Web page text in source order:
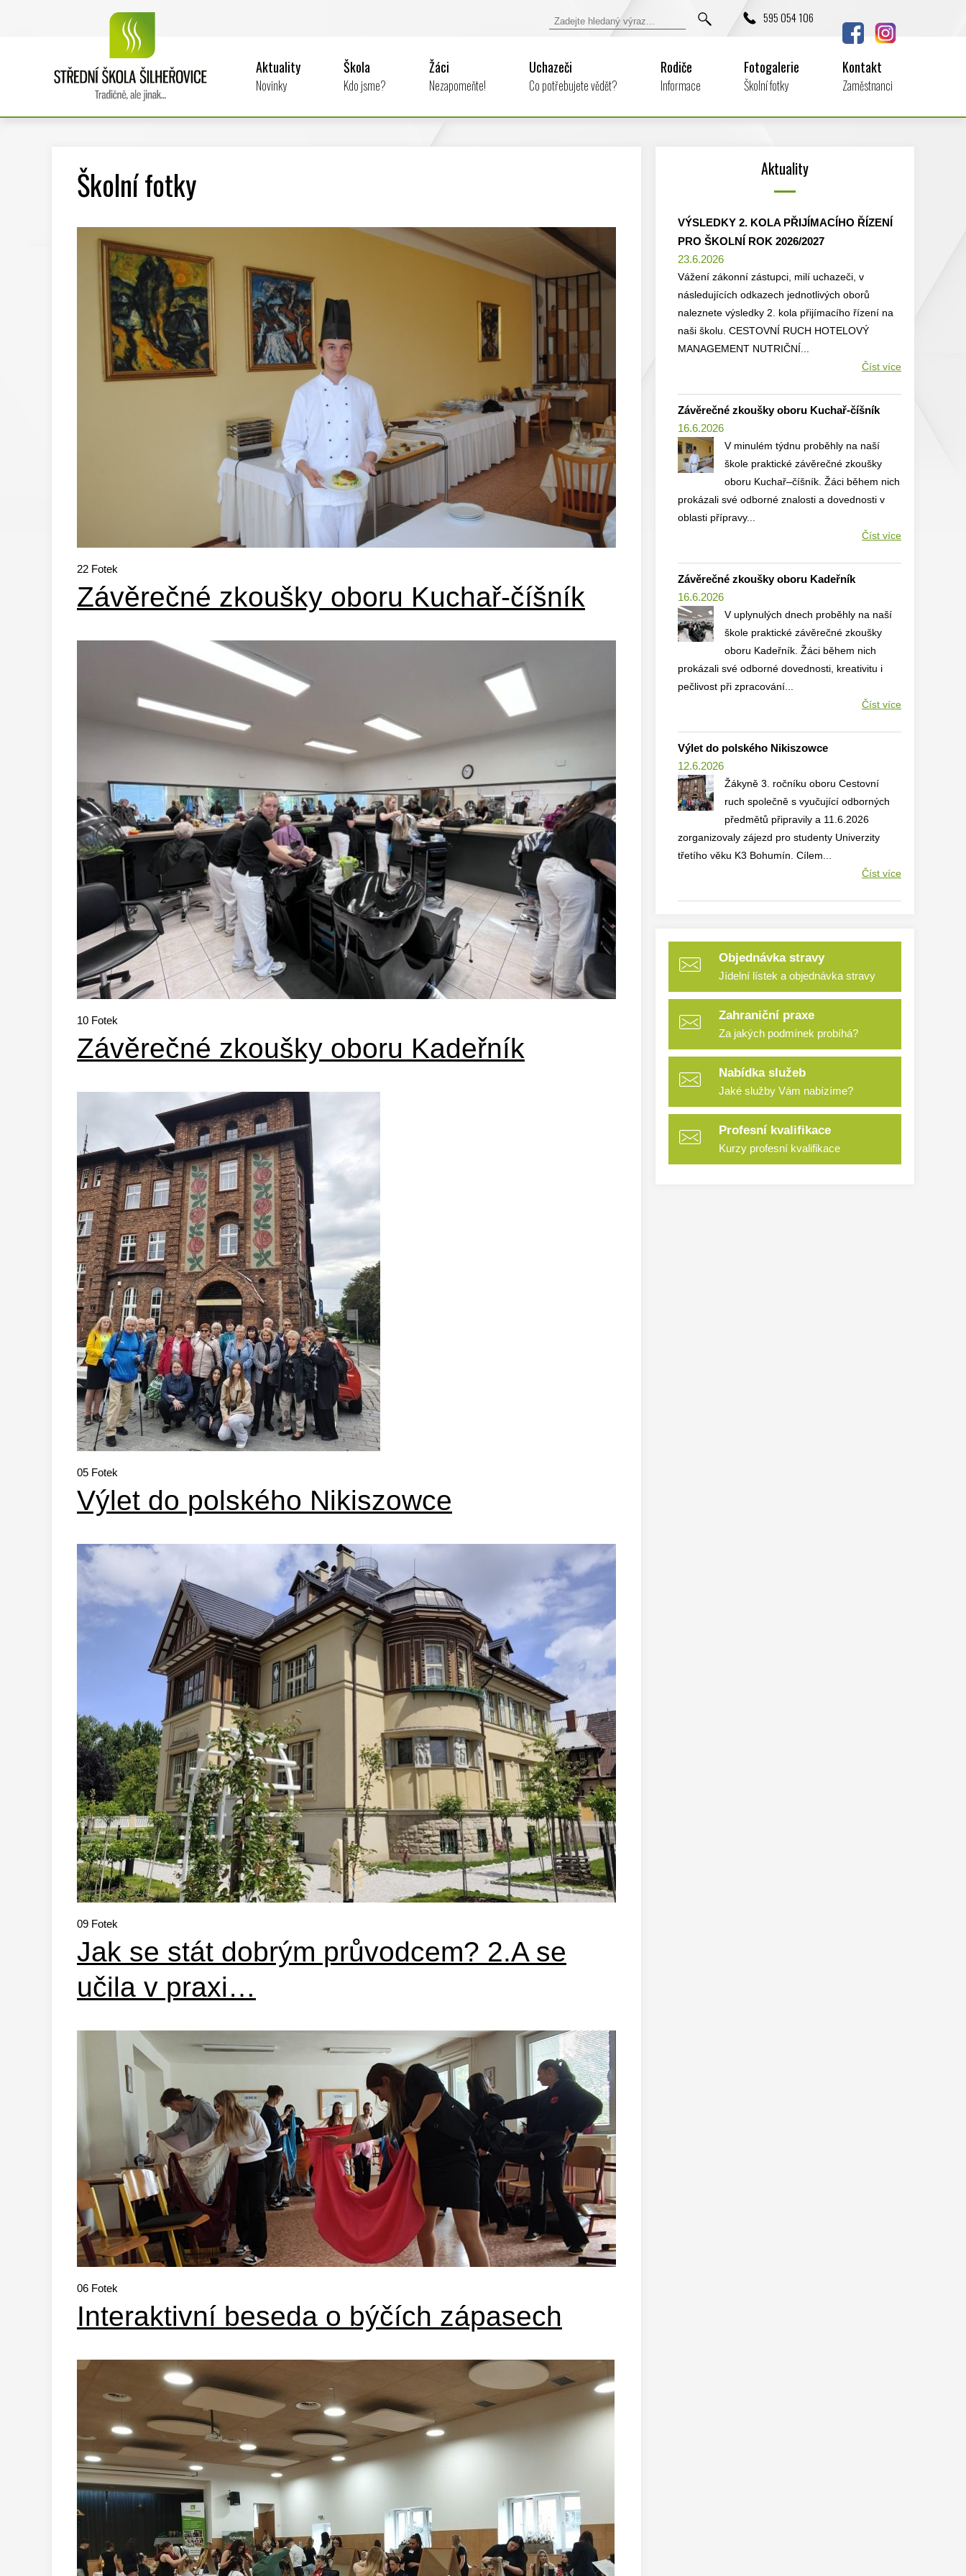
595 054 106
Aktuality
Novinky
Škola
Kdo jsme?
Žáci
Nezapomeňte!
Uchazeči
Co potřebujete vědět?
Rodiče
Informace
Fotogalerie
Školní fotky
Kontakt
Zaměstnanci
Školní fotky
22 Fotek
Závěrečné zkoušky oboru Kuchař-číšník
10 Fotek
Závěrečné zkoušky oboru Kadeřník
05 Fotek
Výlet do polského Nikiszowce
09 Fotek
Jak se stát dobrým průvodcem? 2.A se
učila v praxi…
06 Fotek
Interaktivní beseda o býčích zápasech
Aktuality
VÝSLEDKY 2. KOLA PŘIJÍMACÍHO ŘÍZENÍ
PRO ŠKOLNÍ ROK 2026/2027
23.6.2026
Vážení zákonní zástupci, milí uchazeči, v
následujících odkazech jednotlivých oborů
naleznete výsledky 2. kola přijímacího řízení na
naši školu. CESTOVNÍ RUCH HOTELOVÝ
MANAGEMENT NUTRIČNÍ...
Číst více
Závěrečné zkoušky oboru Kuchař-číšník
16.6.2026
V minulém týdnu proběhly na naší
škole praktické závěrečné zkoušky
oboru Kuchař–číšník. Žáci během nich
prokázali své odborné znalosti a dovednosti v
oblasti přípravy...
Číst více
Závěrečné zkoušky oboru Kadeřník
16.6.2026
V uplynulých dnech proběhly na naší
škole praktické závěrečné zkoušky
oboru Kadeřník. Žáci během nich
prokázali své odborné dovednosti, kreativitu i
pečlivost při zpracování...
Číst více
Výlet do polského Nikiszowce
12.6.2026
Žákyně 3. ročníku oboru Cestovní
ruch společně s vyučující odborných
předmětů připravily a 11.6.2026
zorganizovaly zájezd pro studenty Univerzity
třetího věku K3 Bohumín. Cílem...
Číst více
Objednávka stravy
Jídelní lístek a objednávka stravy
Zahraniční praxe
Za jakých podmínek probíhá?
Nabídka služeb
Jaké služby Vám nabízíme?
Profesní kvalifikace
Kurzy profesní kvalifikace